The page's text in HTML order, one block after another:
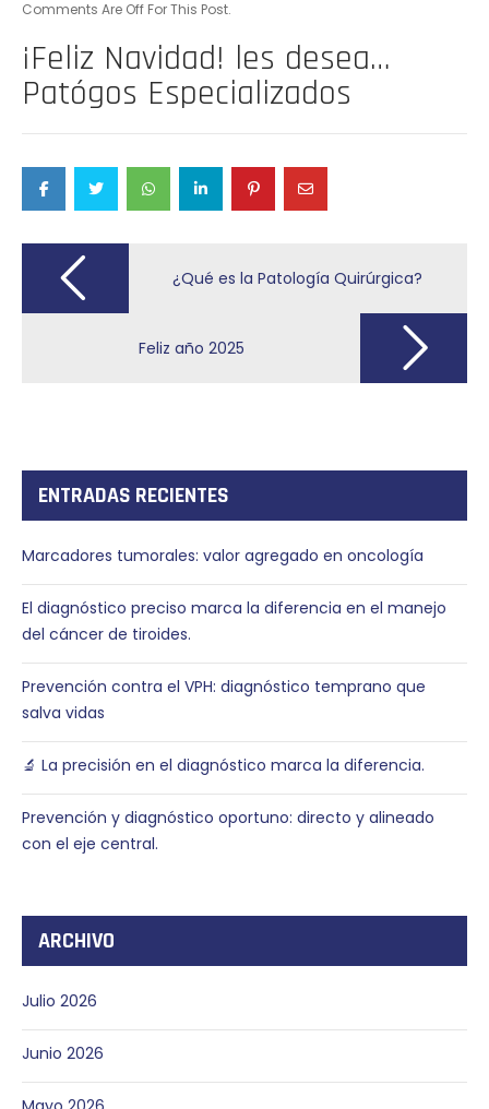
Comments Are Off For This Post.
¡Feliz Navidad! les desea…
Patógos Especializados
Post
navigation ¿Qué es la Patología Quirúrgica?
Feliz año 2025
ENTRADAS RECIENTES
Marcadores tumorales: valor agregado en oncología
El diagnóstico preciso marca la diferencia en el manejo
del cáncer de tiroides.
Prevención contra el VPH: diagnóstico temprano que
salva vidas
🔬 La precisión en el diagnóstico marca la diferencia.
Prevención y diagnóstico oportuno: directo y alineado
con el eje central.
ARCHIVO
Julio 2026
Junio 2026